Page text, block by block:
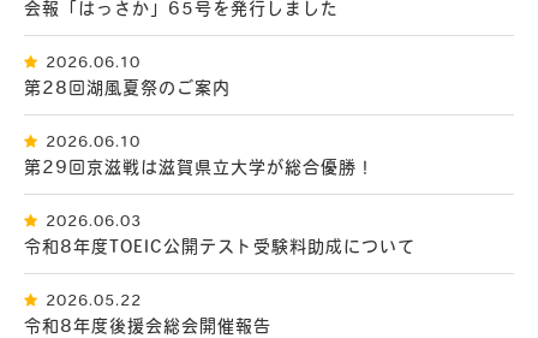
会報「はっさか」65号を発行しました
2026.06.10
第28回湖風夏祭のご案内
2026.06.10
第29回京滋戦は滋賀県立大学が総合優勝！
2026.06.03
令和8年度TOEIC公開テスト受験料助成について
2026.05.22
令和8年度後援会総会開催報告